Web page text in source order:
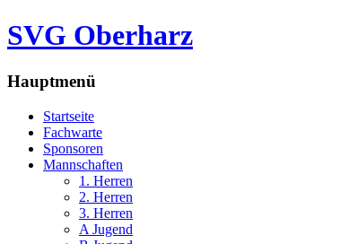
SVG Oberharz
Hauptmenü
Startseite
Fachwarte
Sponsoren
Mannschaften
1. Herren
2. Herren
3. Herren
A Jugend